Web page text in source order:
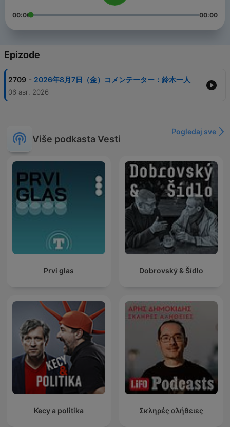
00:00 00:00
Epizode
2709 - 2026年8月7日（金）コメンテーター：鈴木一人
06 авг. 2026
Više podkasta Vesti
Pogledaj sve
Prvi glas Dobrovský & Šídlo
Kecy a politika Σκληρές αλήθειες